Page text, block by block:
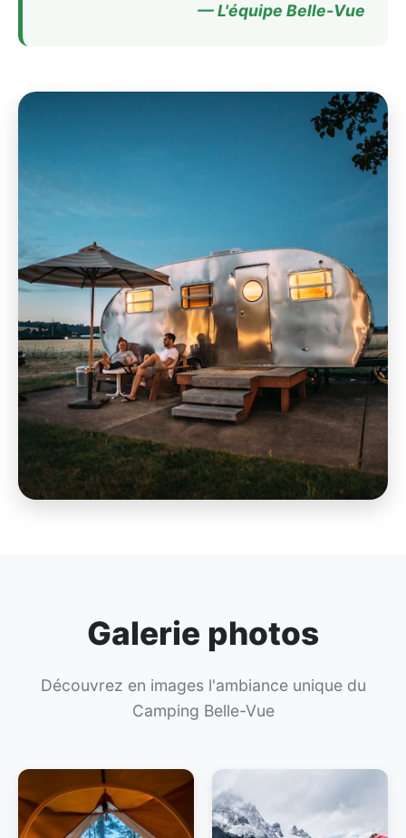
— L'équipe Belle-Vue
Galerie photos
Découvrez en images l'ambiance unique du
Camping Belle-Vue